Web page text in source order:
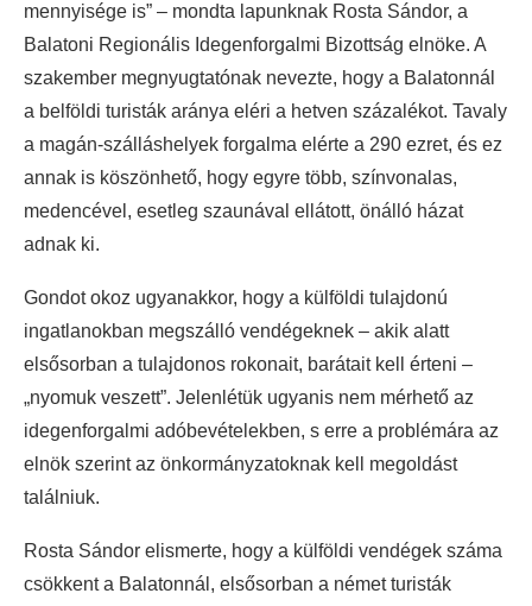
mennyisége is” – mondta lapunknak Rosta Sándor, a
Balatoni Regionális Idegenforgalmi Bizottság elnöke. A
szakember megnyugtatónak nevezte, hogy a Balatonnál
a belföldi turisták aránya eléri a hetven százalékot. Tavaly
a magán-szálláshelyek forgalma elérte a 290 ezret, és ez
annak is köszönhető, hogy egyre több, színvonalas,
medencével, esetleg szaunával ellátott, önálló házat
adnak ki.
Gondot okoz ugyanakkor, hogy a külföldi tulajdonú
ingatlanokban megszálló vendégeknek – akik alatt
elsősorban a tulajdonos rokonait, barátait kell érteni –
„nyomuk veszett”. Jelenlétük ugyanis nem mérhető az
idegenforgalmi adóbevételekben, s erre a problémára az
elnök szerint az önkormányzatoknak kell megoldást
találniuk.
Rosta Sándor elismerte, hogy a külföldi vendégek száma
csökkent a Balatonnál, elsősorban a német turisták